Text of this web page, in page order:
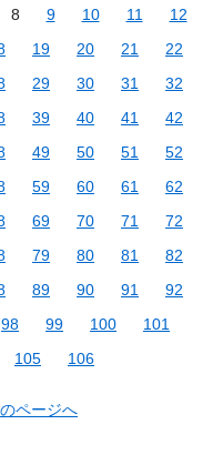
8 9 10 11
12
19 20 21
22
29 30 31
32
39 40 41
42
49 50 51
52
59 60 61
62
69 70 71
72
79 80 81
82
89 90 91
92
98 99 100
101
105 106
ページへ